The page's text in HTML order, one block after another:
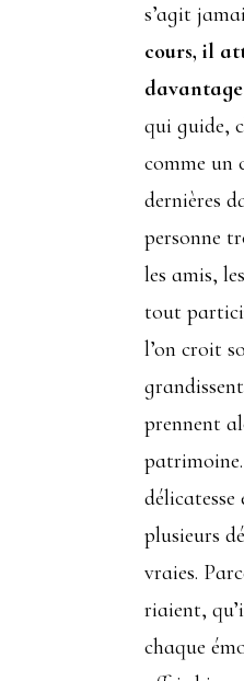
s’agit
cours, il
davantage
qui guide,
comme un
dernières
personne
les amis,
tout
l’on croit
prennent
plusieurs
vraies.
riaient,
chaque